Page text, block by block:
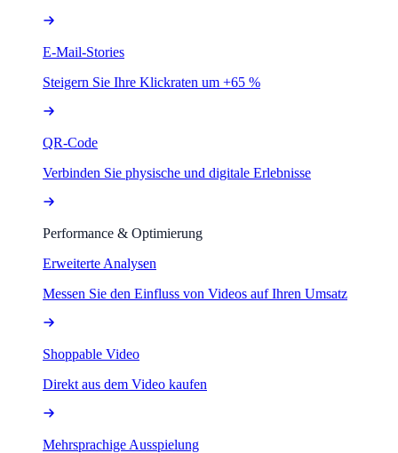
E-Mail-Stories
Steigern Sie Ihre Klickraten um +65 %
QR-Code
Verbinden Sie physische und digitale Erlebnisse
Performance & Optimierung
Erweiterte Analysen
Messen Sie den Einfluss von Videos auf Ihren Umsatz
Shoppable Video
Direkt aus dem Video kaufen
Mehrsprachige Ausspielung